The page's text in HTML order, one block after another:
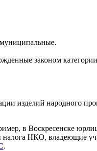
законом
изделий народного
в Воскресенске
налога НКО, владеющие
.